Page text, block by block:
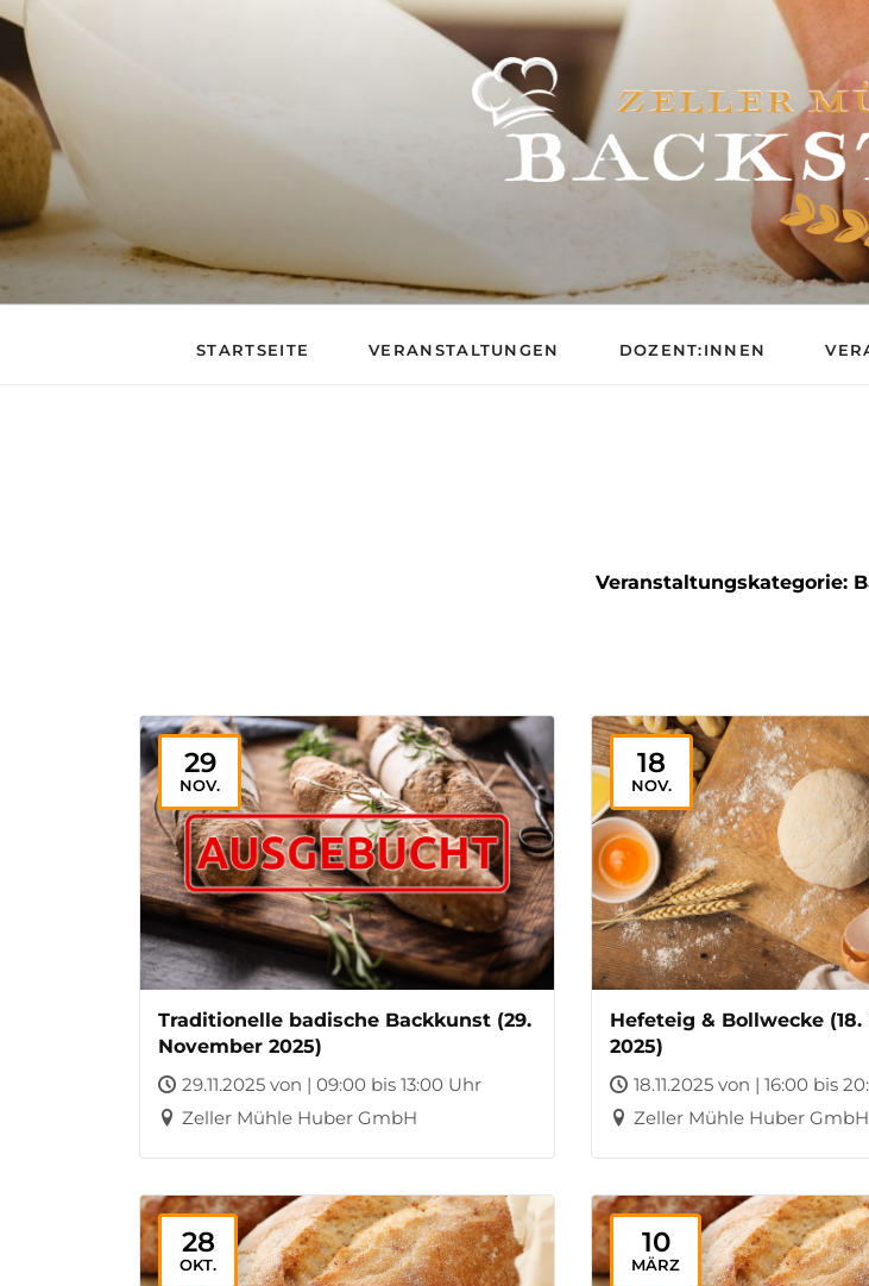
BACKSTUB – DIE BACKSCHULE
STARTSEITE VERANSTALTUNGEN DOZENT:INNEN
Veranstaltungskategorie:
29
NOV.
Traditionelle badische Backkunst (29.
November 2025)
29.11.2025 von | 09:00 bis 13:00 Uhr
Zeller Mühle Huber GmbH
18
NOV.
Hefeteig & Bollwecke
2025)
18.11.2025 von | 16:00 bis
Zeller Mühle Huber GmbH
28
OKT.
10
MÄRZ